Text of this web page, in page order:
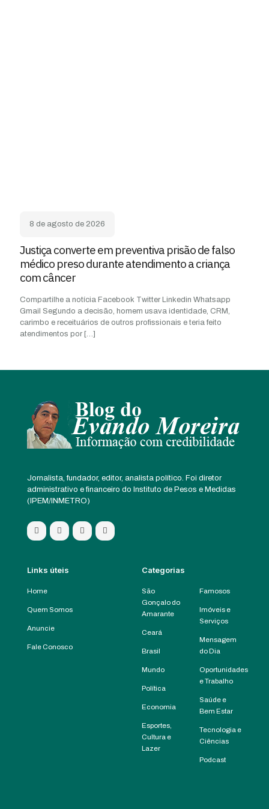
8 de agosto de 2026
Justiça converte em preventiva prisão de falso
médico preso durante atendimento a criança
com câncer
Compartilhe a notícia Facebook Twitter Linkedin Whatsapp
Gmail Segundo a decisão, homem usava identidade, CRM,
carimbo e receituários de outros profissionais e teria feito
atendimentos por […]
Jornalista, fundador, editor, analista político. Foi diretor
administrativo e financeiro do Instituto de Pesos e Medidas
(IPEM/INMETRO)
Links úteis
Home
Quem Somos
Anuncie
Fale Conosco
Categorias
São
Gonçalo do
Amarante
Ceará
Brasil
Mundo
Política
Economia
Esportes,
Cultura e
Lazer
Famosos
Imóveis e
Serviços
Mensagem
do Dia
Oportunidades
e Trabalho
Saúde e
Bem Estar
Tecnologia e
Ciências
Podcast